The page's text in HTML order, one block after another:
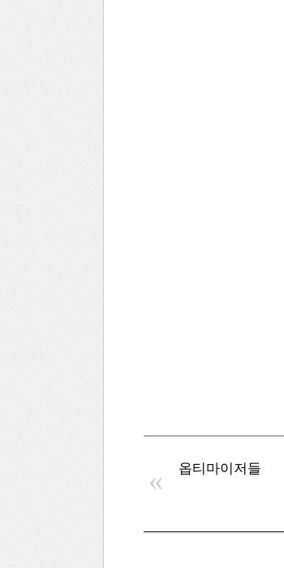
옵티마이저들
«